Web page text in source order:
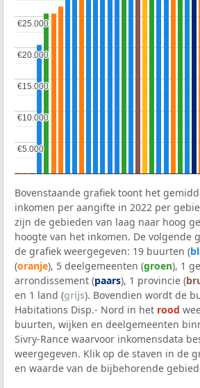
€5.000
€5.000
€10.000
€10.000
€15.000
€15.000
€20.000
€20.000
€25.000
€25.000
Bovenstaande grafiek toont het
inkomen per aangifte in 2022 per
zijn de gebieden van laag naar hoog
hoogte van het inkomen. De volgende
de grafiek weergegeven: 19 buurten (
(oranje), 5 deelgemeenten (groen), 1
arrondissement (paars), 1 provincie (
en 1 land (grijs). Bovendien wordt de
Habitations Disp.- Nord in het rood
buurten, wijken en deelgemeenten
Sivry-Rance waarvoor inkomensdata
weergegeven. Klik op de staven in de
en waarde van de bijbehorende